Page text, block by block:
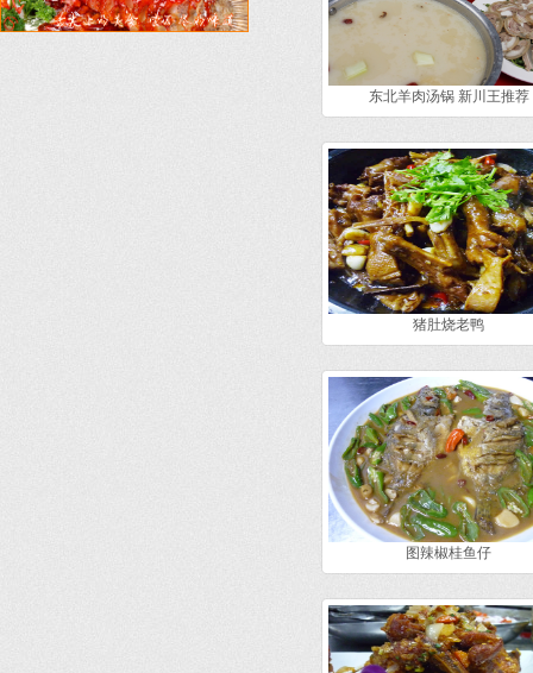
东北羊肉汤锅 新川王推荐
猪肚烧老鸭
图辣椒桂鱼仔